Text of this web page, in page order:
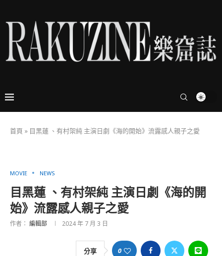
首頁 » 目黑蓮 、有村架純 主演日劇《海的開始》流露感人親子之愛
MOVIE NEWS
目黑蓮 、有村架純 主演日劇《海的開
始》流露感人親子之愛
作者： 編輯部 2024 年 7 月 3 日
分享 0